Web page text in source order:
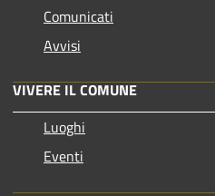
Comunicati
Avvisi
VIVERE IL COMUNE
Luoghi
Eventi